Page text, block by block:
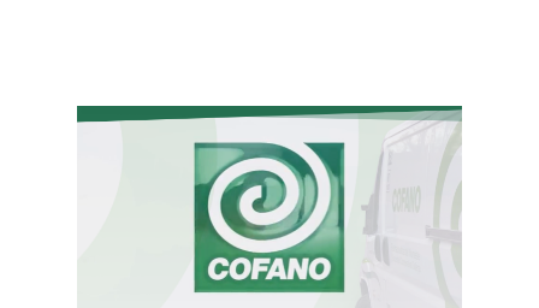
Suscribirme